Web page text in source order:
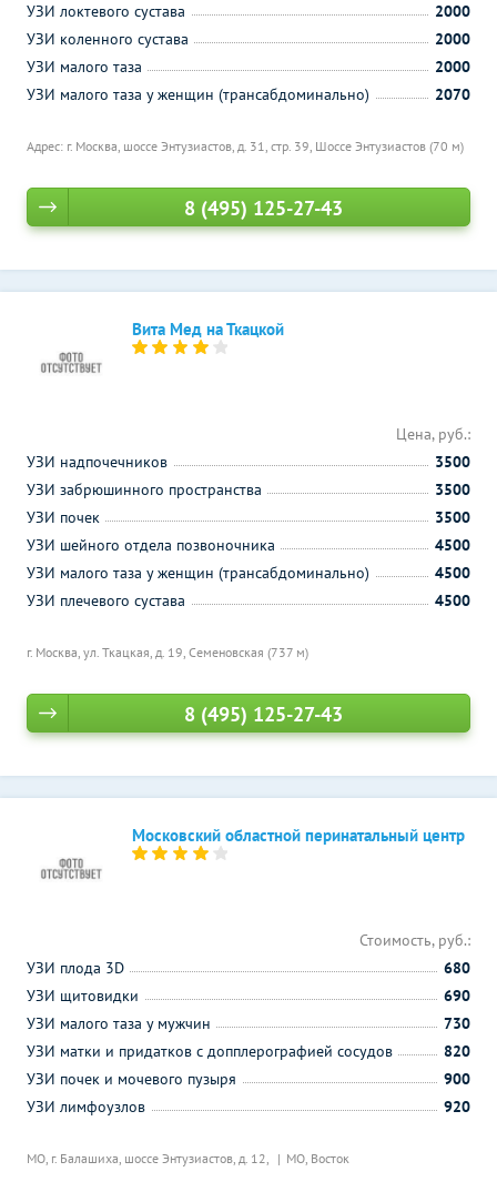
Адрес: г. Москва, шоссе Энтузиастов, д. 31, стр. 39, Шоссе Энтузиастов (70 м)
УЗИ локтевого сустава
2000
УЗИ коленного сустава
2000
УЗИ малого таза
2000
УЗИ малого таза у женщин (трансабдоминально)
2070
8 (495) 125-27-43
Вита Мед на Ткацкой
г. Москва, ул. Ткацкая, д. 19, Семеновская (737 м)
Цена, руб.:
УЗИ надпочечников
3500
УЗИ забрюшинного пространства
3500
УЗИ почек
3500
УЗИ шейного отдела позвоночника
4500
УЗИ малого таза у женщин (трансабдоминально)
4500
УЗИ плечевого сустава
4500
8 (495) 125-27-43
Московский областной перинатальный центр
МО, г. Балашиха, шоссе Энтузиастов, д. 12, МО, Восток
Стоимость, руб.:
УЗИ плода 3D
680
УЗИ щитовидки
690
УЗИ малого таза у мужчин
730
УЗИ матки и придатков с допплерографией сосудов
820
УЗИ почек и мочевого пузыря
900
УЗИ лимфоузлов
920